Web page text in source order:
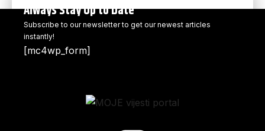
Always Stay Up to Date
Subscribe to our newsletter to get our newest articles
instantly!
[mc4wp_form]